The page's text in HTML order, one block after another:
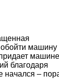
машину
машине
благодаря
начался ‒